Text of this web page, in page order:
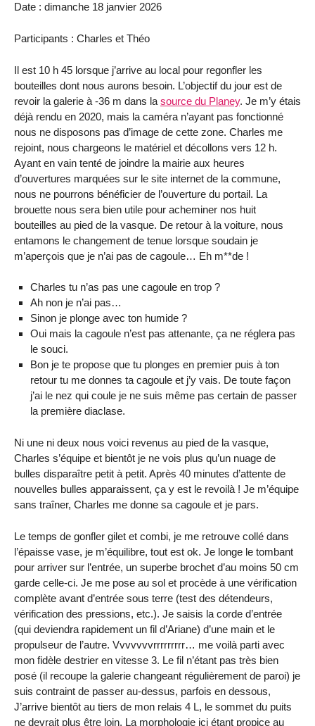
Date : dimanche 18 janvier 2026
Participants : Charles et Théo
Il est 10 h 45 lorsque j’arrive au local pour regonfler les
bouteilles dont nous aurons besoin. L’objectif du jour est de
revoir la galerie à ‑36 m dans la source du Planey. Je m’y étais
déjà rendu en 2020, mais la caméra n’ayant pas fonctionné
nous ne disposons pas d’image de cette zone. Charles me
rejoint, nous chargeons le matériel et décollons vers 12 h.
Ayant en vain tenté de joindre la mairie aux heures
d’ouvertures marquées sur le site internet de la commune,
nous ne pourrons bénéficier de l’ouverture du portail. La
brouette nous sera bien utile pour acheminer nos huit
bouteilles au pied de la vasque. De retour à la voiture, nous
entamons le changement de tenue lorsque soudain je
m’aperçois que je n’ai pas de cagoule… Eh m**de !
Charles tu n’as pas une cagoule en trop ?
Ah non je n’ai pas…
Sinon je plonge avec ton humide ?
Oui mais la cagoule n’est pas attenante, ça ne réglera pas
le souci.
Bon je te propose que tu plonges en premier puis à ton
retour tu me donnes ta cagoule et j’y vais. De toute façon
j’ai le nez qui coule je ne suis même pas certain de passer
la première diaclase.
Ni une ni deux nous voici revenus au pied de la vasque,
Charles s’équipe et bientôt je ne vois plus qu’un nuage de
bulles disparaître petit à petit. Après 40 minutes d’attente de
nouvelles bulles apparaissent, ça y est le revoilà ! Je m’équipe
sans traîner, Charles me donne sa cagoule et je pars.
Le temps de gonfler gilet et combi, je me retrouve collé dans
l’épaisse vase, je m’équilibre, tout est ok. Je longe le tombant
pour arriver sur l’entrée, un superbe brochet d’au moins 50 cm
garde celle-ci. Je me pose au sol et procède à une vérification
complète avant d’entrée sous terre (test des détendeurs,
vérification des pressions, etc.). Je saisis la corde d’entrée
(qui deviendra rapidement un fil d’Ariane) d’une main et le
propulseur de l’autre. Vvvvvvvrrrrrrrrr… me voilà parti avec
mon fidèle destrier en vitesse 3. Le fil n’étant pas très bien
posé (il recoupe la galerie changeant régulièrement de paroi) je
suis contraint de passer au-dessus, parfois en dessous,
J’arrive bientôt au tiers de mon relais 4 L, le sommet du puits
ne devrait plus être loin. La morphologie ici étant propice au